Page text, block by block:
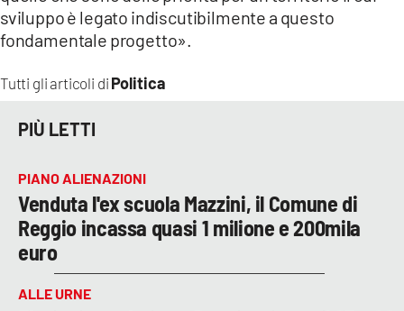
Tutti gli articoli di Politica
sviluppo è legato indiscutibilmente a questo
fondamentale progetto».
PIÙ LETTI
PIANO ALIENAZIONI
Venduta l'ex scuola Mazzini, il Comune di
Reggio incassa quasi 1 milione e 200mila
euro
ALLE URNE